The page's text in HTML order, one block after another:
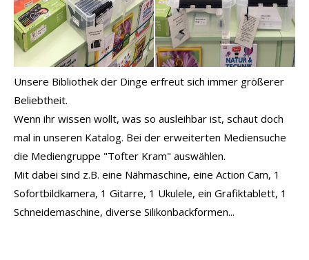
Unsere Bibliothek der Dinge erfreut sich immer größerer
Beliebtheit.
Wenn ihr wissen wollt, was so ausleihbar ist, schaut doch
mal in unseren Katalog. Bei der erweiterten Mediensuche
die Mediengruppe "Tofter Kram" auswählen.
Mit dabei sind z.B. eine Nähmaschine, eine Action Cam, 1
Sofortbildkamera, 1 Gitarre, 1 Ukulele, ein Grafiktablett, 1
Schneidemaschine, diverse Silikonbackformen...